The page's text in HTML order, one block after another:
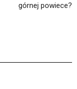
górnej powiece?